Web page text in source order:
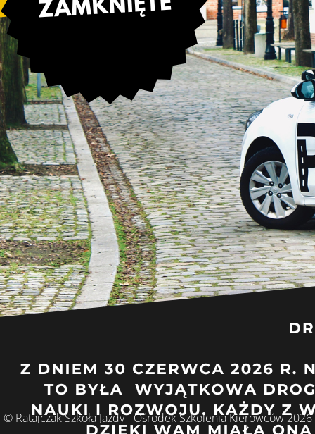
© Ratajczak Szkoła Jazdy - Ośrodek Szkolenia Kierowców 2026